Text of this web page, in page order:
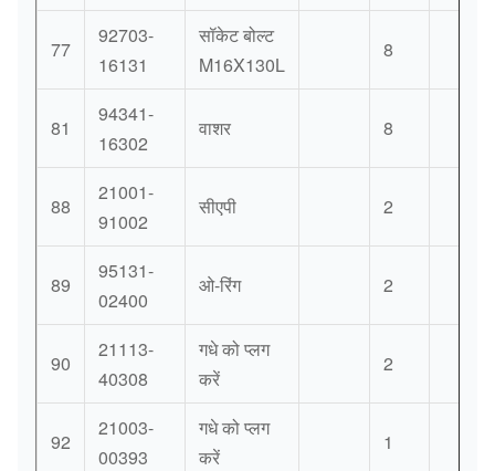
77
92703-
16131
सॉकेट बोल्ट
M16X130L
8
81
94341-
16302
वाशर 8
88
21001-
91002
सीएपी 2
89
95131-
02400
ओ-रिंग 2
90
21113-
40308
गधे को प्लग
करें
2
92
21003-
00393
गधे को प्लग
करें
1